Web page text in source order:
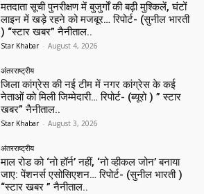
मतदाता सूची पुनरीक्षण में बुजुर्गों की बढ़ी मुश्किलें, घंटों
लाइन में खड़े रहने को मजबूर… रिपोर्ट- (सुनील भारती
) “स्टार खबर” नैनीताल..
Star Khabar - August 4, 2026
अंतरराष्ट्रीय
जिला कांग्रेस की नई टीम में नगर कांग्रेस के कई
नेताओं को मिली जिम्मेदारी… रिपोर्ट- (ब्यूरो ) ” स्टार
खबर” नैनीताल..
Star Khabar - August 3, 2026
अंतरराष्ट्रीय
माल रोड को ‘नो हॉर्न’ नहीं, ‘नो व्हीकल जोन’ बनाया
जाए: पेंशनर्स एसोसिएशन… रिपोर्ट- (सुनील भारती )
“स्टार खबर ” नैनीताल..